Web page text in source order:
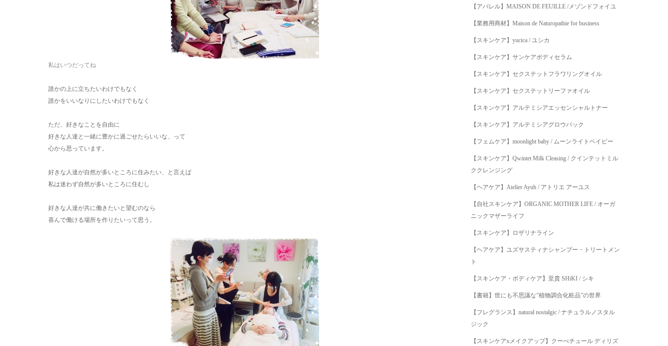
私はいつだってね
誰かの上に立ちたいわけでもなく
誰かをいいなりにしたいわけでもなく
ただ、好きなことを自由に
好きな人達と一緒に豊かに過ごせたらいいな、って
心から思っています。
好きな人達が自然が多いところに住みたい、と言えば
私は迷わず自然が多いところに住むし
好きな人達が共に働きたいと望むのなら
喜んで働ける場所を作りたいって思う。
【アパレル】MAISON DE FEUILLE /メゾンドフォイユ
【業務用商材】Maison de Naturopathie for business
【スキンケア】yucica / ユシカ
【スキンケア】サンケアボディセラム
【スキンケア】セクステットフラワリングオイル
【スキンケア】セクステットリーファオイル
【スキンケア】アルテミシアエッセンシャルトナー
【スキンケア】アルテミシアグロウパック
【フェムケア】moonlight baby / ムーンライトベイビー
【スキンケア】Qwintet Milk Cleasing / クインテットミル
ククレンジング
【ヘアケア】Atelier Ayuh / アトリエ アーユス
【自社スキンケア】ORGANIC MOTHER LIFE / オーガ
ニックマザーライフ
【スキンケア】ロザリナライン
【ヘアケア】ユズサスティナシャンプー・トリートメン
ト
【スキンケア・ボディケア】至貴 SHiKI / シキ
【書籍】世にも不思議な”植物調合化粧品”の世界
【フレグランス】natural nostalgic / ナチュラルノスタル
ジック
【スキンケアxメイクアップ】クーべチュール ディリズ